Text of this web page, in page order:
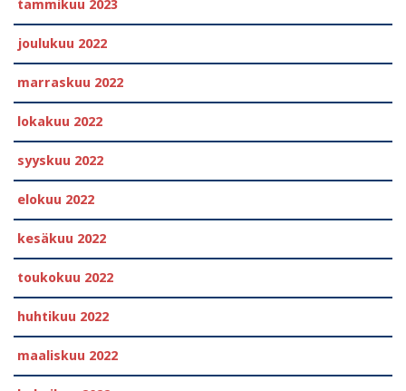
tammikuu 2023
joulukuu 2022
marraskuu 2022
lokakuu 2022
syyskuu 2022
elokuu 2022
kesäkuu 2022
toukokuu 2022
huhtikuu 2022
maaliskuu 2022